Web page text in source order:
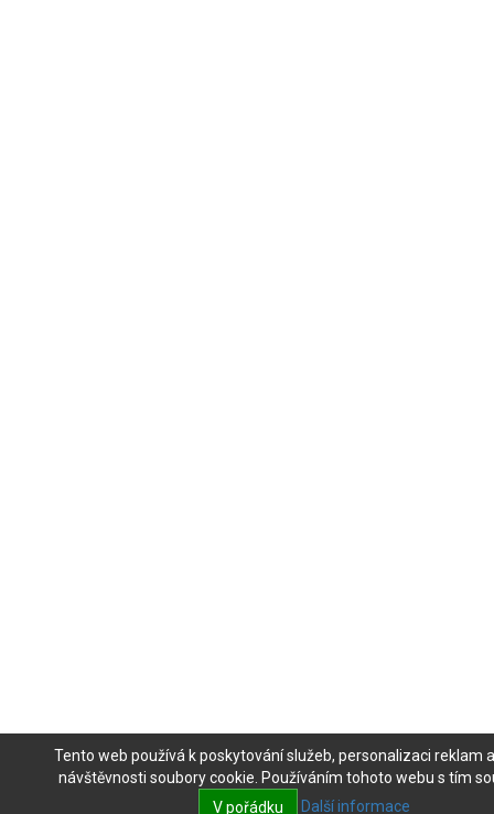
Tento web používá k poskytování služeb, personalizaci reklam
návštěvnosti soubory cookie. Používáním tohoto webu s tím
V pořádku
Další informace